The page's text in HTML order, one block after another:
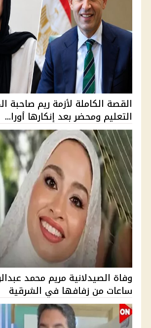
التعليم ومحضر بعد إنكارها أورا...
وفاة الصيدلانية مريم محمد
ساعات من زفافها في الشرقية